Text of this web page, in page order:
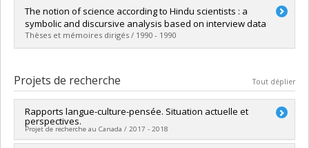
Diplômé(e) :Joly de Lotbinière, Pauline
Cycle :Maîtrise
Diplôme obtenu :M. Sc.
Lien vers le document dans Papyrus
The notion of science according to Hindu scientists : a
symbolic and discursive analysis based on interview data
Thèses et mémoires dirigés / 1990 - 1990
Cycle : Maîtrise
Diplôme obtenu :M. Sc.
Lien vers le document dans Papyrus
Projets de recherche Tout déplier
Rapports langue-culture-pensée. Situation actuelle et
perspectives.
Projet de recherche au Canada / 2017 - 2018